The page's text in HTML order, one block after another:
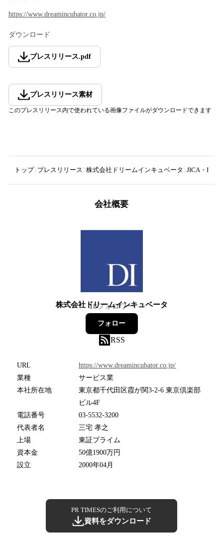
https://www.dreamincubator.co.jp/
ダウンロード
プレスリリース.pdf
プレスリリース素材
このプレスリリース内で使われている画像ファイルがダウンロードできます
トップ プレスリリース 株式会社ドリームインキュベータ JICA・IDB
会社概要
株式会社ドリームインキュベータ
18フォロワー
フォロー
RSS
URL
https://www.dreamincubator.co.jp/
業種
サービス業
本社所在地
東京都千代田区霞が関3-2-6 東京倶楽部
ビル4F
電話番号
03-5532-3200
代表者名
三宅 孝之
上場
東証プライム
資本金
50億1900万円
設立
2000年04月
PR TIMESのご利用について
資料をダウンロード